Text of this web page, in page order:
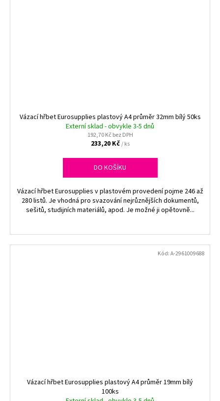
Vázací hřbet Eurosupplies plastový A4 průměr 32mm bílý 50ks
Externí sklad - obvykle 3-5 dnů
192,70 Kč bez DPH
233,20 Kč/ ks
DO KOŠÍKU
Vázací hřbet Eurosupplies v plastovém provedení pojme 246 až
280 listů. Je vhodná pro svazování nejrůznějších dokumentů,
sešitů, studijních materiálů, apod. Je možné ji opětovně...
Vázací hřbet Eurosupplies plastový A4 průměr 19mm bílý
100ks
Kód:A-2961009688